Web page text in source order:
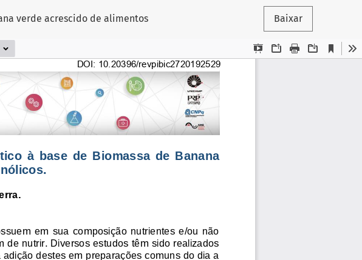
verde acrescido de alimentos
Baixar